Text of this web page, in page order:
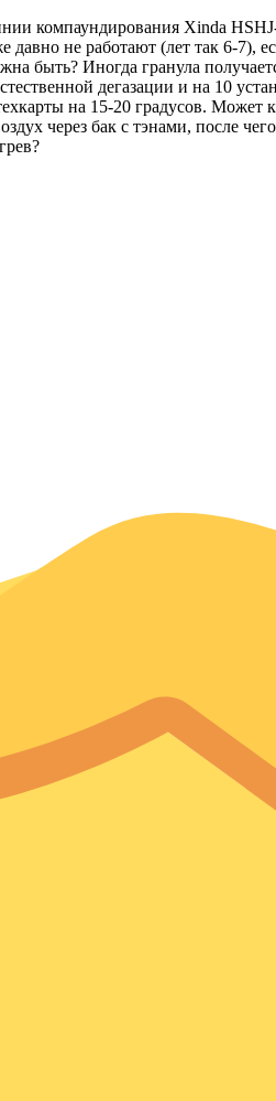
компаундирования Xinda
давно не работают (лет так 6-
быть? Иногда гранула
дегазации и на 10
на 15-20 градусов. Может
через бак с тэнами, после